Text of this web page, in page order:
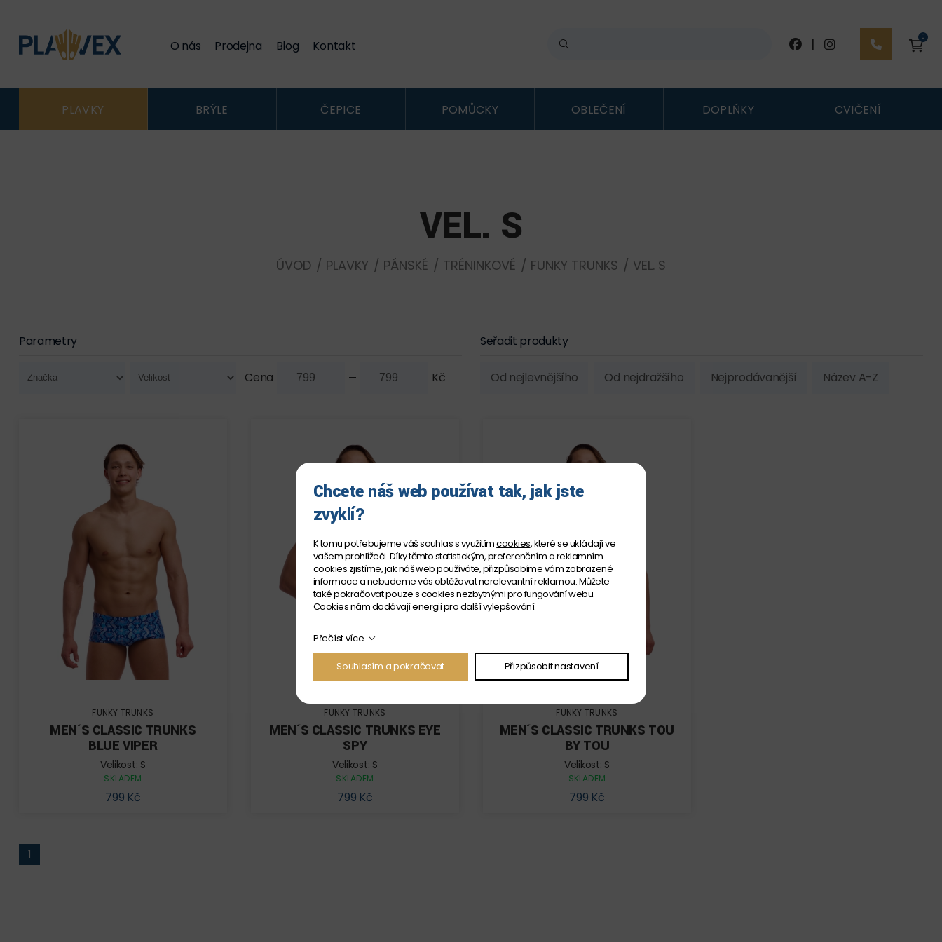
O nás Prodejna Blog Kontakt | 0
PLAVKY BRÝLE ČEPICE POMŮCKY OBLEČENÍ DOPLŇKY CVIČENÍ
VEL. S
ÚVOD / PLAVKY / PÁNSKÉ / TRÉNINKOVÉ / FUNKY TRUNKS / VEL. S
Parametry
Cena — Kč
Seřadit produkty
Od nejlevnějšího Od nejdražšího Nejprodávanější Název A-Z
FUNKY TRUNKS
MEN´S CLASSIC TRUNKS
BLUE VIPER
Velikost: S
SKLADEM
799 Kč
FUNKY TRUNKS
MEN´S CLASSIC TRUNKS EYE
SPY
Velikost: S
SKLADEM
799 Kč
FUNKY TRUNKS
MEN´S CLASSIC TRUNKS TOU
BY TOU
Velikost: S
SKLADEM
799 Kč
1
Chcete náš web používat tak, jak jste
zvyklí?
K tomu potřebujeme váš souhlas s využitímcookies, které se ukládají ve
vašem prohlížeči. Díky těmto statistickým, preferenčním a reklamním
cookies zjistíme, jak náš web používáte, přizpůsobíme vám zobrazené
informace a nebudeme vás obtěžovat nerelevantní reklamou. Můžete
také pokračovat pouze s cookies nezbytnými pro fungování webu.
Cookies nám dodávají energii pro další vylepšování.
Přečíst více
Souhlasím a pokračovat Přizpůsobit nastavení